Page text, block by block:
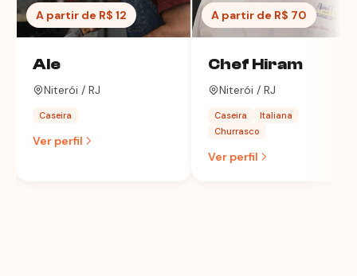
A partir de R$ 12
Ale
Niterói / RJ
Caseira
Ver perfil
A partir de R$ 70
Chef Hiram
Niterói / RJ
Caseira
Italiana
Churrasco
Ver perfil